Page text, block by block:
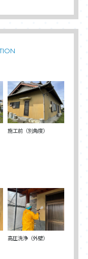
施工前（別角度）
高圧洗浄（外壁）